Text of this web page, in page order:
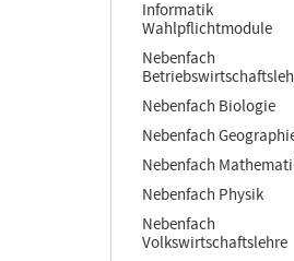
Informatik
Wahlpflichtmodule
Nebenfach
Nebenfach Biologie
Nebenfach
Nebenfach
Nebenfach Physik
Nebenfach
Volkswirtschaftslehre